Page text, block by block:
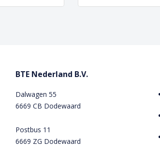
BTE Nederland B.V.
Dalwagen 55
6669 CB Dodewaard
Postbus 11
6669 ZG Dodewaard